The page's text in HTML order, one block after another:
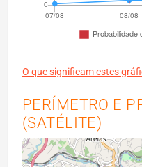
O que significam estes
PERÍMETRO E
(SATÉLITE)